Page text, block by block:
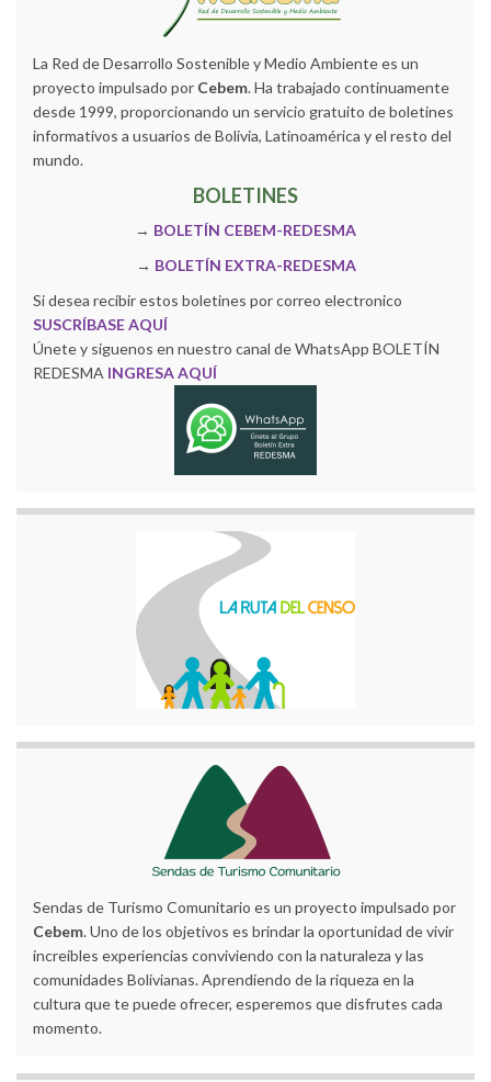
La Red de Desarrollo Sostenible y Medio Ambiente es un
proyecto impulsado por Cebem. Ha trabajado continuamente
desde 1999, proporcionando un servicio gratuito de boletines
informativos a usuarios de Bolivia, Latinoamérica y el resto del
mundo.
BOLETINES
→ BOLETÍN CEBEM-REDESMA
→ BOLETÍN EXTRA-REDESMA
Si desea recibir estos boletines por correo electronico
SUSCRÍBASE AQUÍ
Únete y siguenos en nuestro canal de WhatsApp BOLETÍN
REDESMA INGRESA AQUÍ
Sendas de Turismo Comunitario es un proyecto impulsado por
Cebem. Uno de los objetivos es brindar la oportunidad de vivir
increíbles experiencias conviviendo con la naturaleza y las
comunidades Bolivianas. Aprendiendo de la riqueza en la
cultura que te puede ofrecer, esperemos que disfrutes cada
momento.